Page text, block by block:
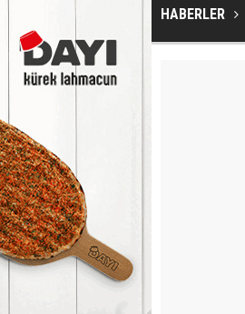
HABERLER